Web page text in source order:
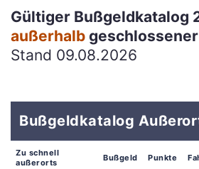
Gültiger Bußgeldkatalog
außerhalb
Stand 09.08.2026
Bußgeldkatalog
Zu schnell
außerorts
Bußgeld Punkte